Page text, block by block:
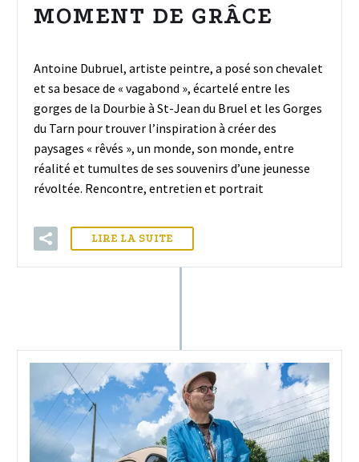
MOMENT DE GRÂCE
Antoine Dubruel, artiste peintre, a posé son chevalet
et sa besace de « vagabond », écartelé entre les
gorges de la Dourbie à St-Jean du Bruel et les Gorges
du Tarn pour trouver l’inspiration à créer des
paysages « rêvés », un monde, son monde, entre
réalité et tumultes de ses souvenirs d’une jeunesse
révoltée. Rencontre, entretien et portrait
LIRE LA SUITE